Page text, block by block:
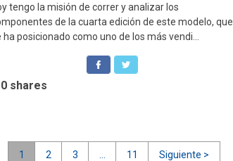
tengo la misión de correr y analizar los
de la cuarta edición de este modelo, que
ha posicionado como uno de los más vendi...
0 shares
1 2 3 11 Siguiente >